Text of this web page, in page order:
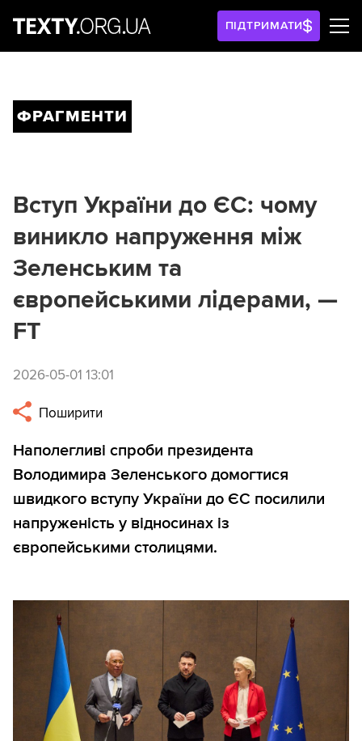
ПІДТРИМАТИ
ФРАГМЕНТИ
Вступ України до ЄС: чому
виникло напруження між
Зеленським та
європейськими лідерами, —
FT
2026-05-01 13:01
Поширити
Наполегливі спроби президента
Володимира Зеленського домогтися
швидкого вступу України до ЄС посилили
напруженість у відносинах із
європейськими столицями.